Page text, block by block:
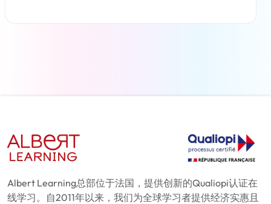
Albert Learning总部位于法国，提供创新的Qualiopi认证在
线学习。自2011年以来，我们为全球学习者提供经济实惠且